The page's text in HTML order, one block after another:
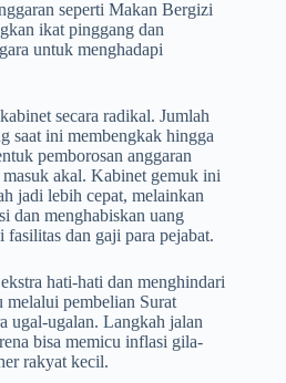
seperti Makan Bergizi
ikat pinggang dan
untuk menghadapi
secara radikal. Jumlah
saat ini membengkak hingga
pemborosan anggaran
akal. Kabinet gemuk ini
jadi lebih cepat, melainkan
dan menghabiskan uang
dan gaji para pejabat.
hati-hati dan menghindari
melalui pembelian Surat
ugal-ugalan. Langkah jalan
bisa memicu inflasi gila-
rakyat kecil.